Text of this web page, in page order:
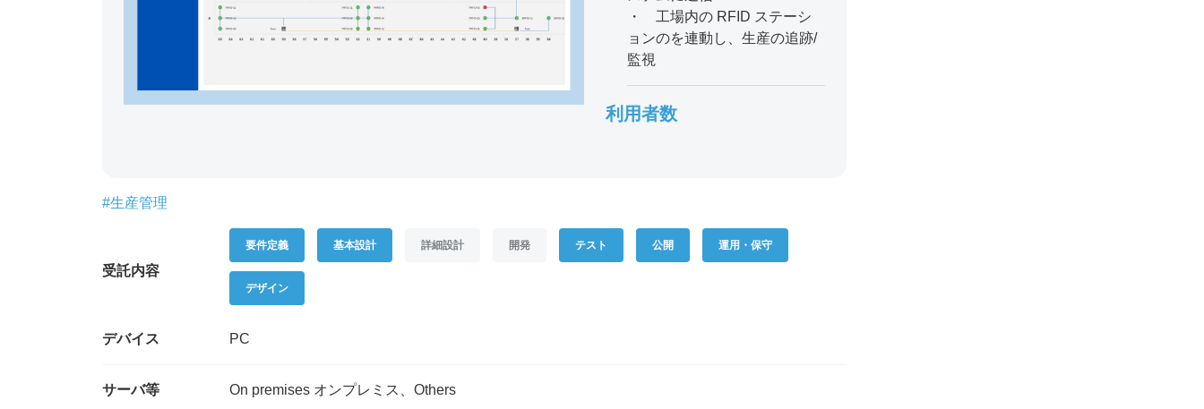
貴社名
部署名*
・ 工場内の RFID ステーシ
ョンのを連動し、生産の追跡/
監視
利用者数
#生産管理
受託内容
要件定義 基本設計 詳細設計 開発 テスト 公開 運用・保守
デザイン
デバイス PC
サーバ等 On premises オンプレミス、Others